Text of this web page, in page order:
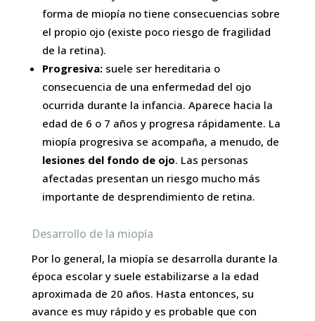
forma de miopía no tiene consecuencias sobre
el propio ojo (existe poco riesgo de fragilidad
de la retina).
Progresiva: suele ser hereditaria o
consecuencia de una enfermedad del ojo
ocurrida durante la infancia. Aparece hacia la
edad de 6 o 7 años y progresa rápidamente. La
miopía progresiva se acompaña, a menudo, de
lesiones del fondo de ojo. Las personas
afectadas presentan un riesgo mucho más
importante de desprendimiento de retina.
Desarrollo de la miopía
Por lo general, la miopía se desarrolla durante la
época escolar y suele estabilizarse a la edad
aproximada de 20 años. Hasta entonces, su
avance es muy rápido y es probable que con